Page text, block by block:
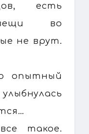
есть
во
не врут.
опытный
такое.